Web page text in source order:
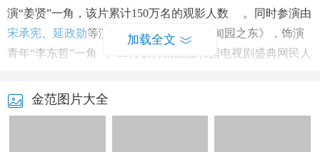
演“姜贤”一角，该片累计150万名的观影人数
。同时参演由
宋承宪
延政勋等演员主演的爱情剧《伊甸园之东》，饰演
青年“李东哲”一角
月获得第三届韩国电视剧盛典网民人
2009
年，金汎和 李敏镐
子》，饰演艺术名门宗家的继承人“苏易正”一角 。该剧不仅
加载全文
金范图片大全